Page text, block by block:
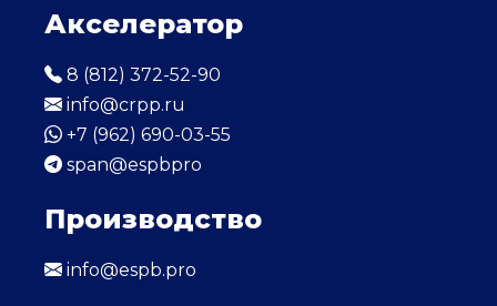
Акселератор
8 (812) 372-52-90
info@crpp.ru
+7 (962) 690-03-55
span@espbpro
Производство
info@espb.pro